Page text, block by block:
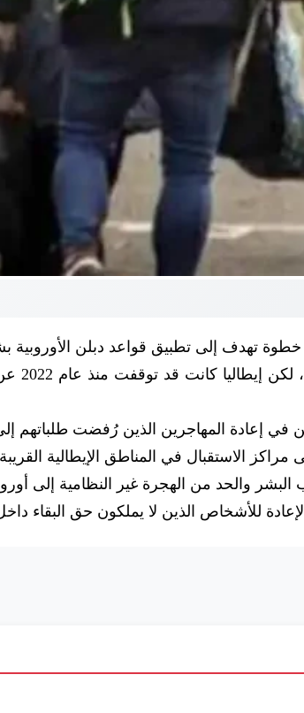
في خطوة تهدف إلى تطبيق قواعد دبلن
وبحسب
في إعادة المهاجرين الذين رُفضت طلباتهم
الاستقبال في المناطق الإيطالية
والحد من الهجرة غير النظامية إلى
للأشخاص الذين لا يملكون حق البقاء داخل